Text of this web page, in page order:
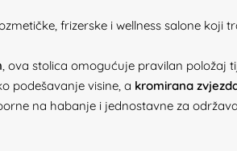
frizerske i wellness salone koji
, ova stolica omogućuje pravilan položaj
podešavanje visine, a kromirana
na habanje i jednostavne za